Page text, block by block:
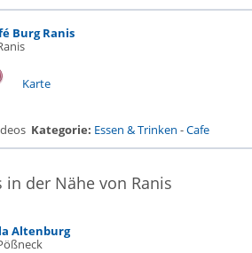
Burg Ranis
Karte
Kategorie: Essen & Trinken -Cafe
in der Nähe von Ranis
Altenburg